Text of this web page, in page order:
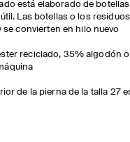
está elaborado de
Las botellas o los
se convierten en hilo nuevo
reciclado, 35% algodón
de la pierna de la talla 27